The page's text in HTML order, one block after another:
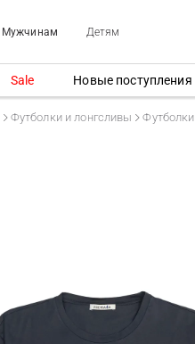
Мужчинам Детям
Sale Новые поступления
Футболки и лонгсливы Футболки